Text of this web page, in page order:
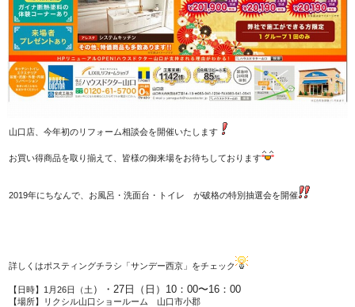
山口店、今年初のリフォーム相談会を開催いたします
お買い得商品を取り揃えて、皆様の御来場をお待ちしております
2019年にちなんで、お風呂・洗面台・トイレ が破格の特別抽選会を開催
詳しくはポスティングチラシ「サンデー西京」をチェック
【日時】1月26日（土 ）・27日（日）10：00〜16：00
【場所】リクシル山口ショールーム 山口市小郡